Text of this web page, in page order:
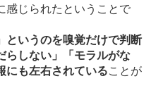
感じられたということで
というのを嗅覚だけで判断
らしない」「モラルがな
にも左右されていることが